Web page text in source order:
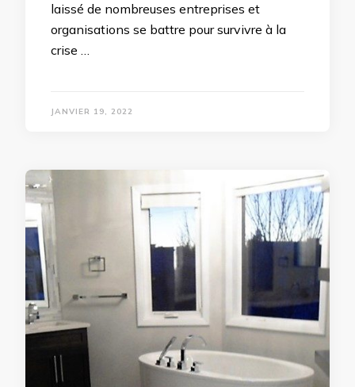
laissé de nombreuses entreprises et
organisations se battre pour survivre à la
crise …
JANVIER 19, 2022